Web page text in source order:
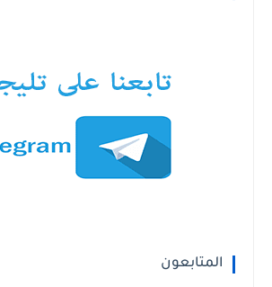
المتابعون